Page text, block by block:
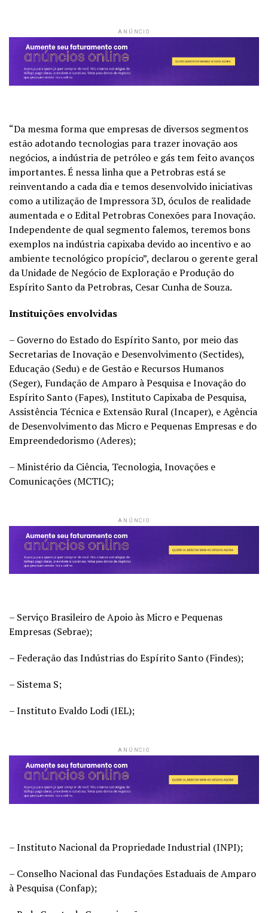
ANÚNCIO
“Da mesma forma que empresas de diversos segmentos
estão adotando tecnologias para trazer inovação aos
negócios, a indústria de petróleo e gás tem feito avanços
importantes. É nessa linha que a Petrobras está se
reinventando a cada dia e temos desenvolvido iniciativas
como a utilização de Impressora 3D, óculos de realidade
aumentada e o Edital Petrobras Conexões para Inovação.
Independente de qual segmento falemos, teremos bons
exemplos na indústria capixaba devido ao incentivo e ao
ambiente tecnológico propício”, declarou o gerente geral
da Unidade de Negócio de Exploração e Produção do
Espírito Santo da Petrobras, Cesar Cunha de Souza.
Instituições envolvidas
– Governo do Estado do Espírito Santo, por meio das
Secretarias de Inovação e Desenvolvimento (Sectides),
Educação (Sedu) e de Gestão e Recursos Humanos
(Seger), Fundação de Amparo à Pesquisa e Inovação do
Espírito Santo (Fapes), Instituto Capixaba de Pesquisa,
Assistência Técnica e Extensão Rural (Incaper), e Agência
de Desenvolvimento das Micro e Pequenas Empresas e do
Empreendedorismo (Aderes);
– Ministério da Ciência, Tecnologia, Inovações e
Comunicações (MCTIC);
ANÚNCIO
– Serviço Brasileiro de Apoio às Micro e Pequenas
Empresas (Sebrae);
– Federação das Indústrias do Espírito Santo (Findes);
– Sistema S;
– Instituto Evaldo Lodi (IEL);
ANÚNCIO
– Instituto Nacional da Propriedade Industrial (INPI);
– Conselho Nacional das Fundações Estaduais de Amparo
à Pesquisa (Confap);